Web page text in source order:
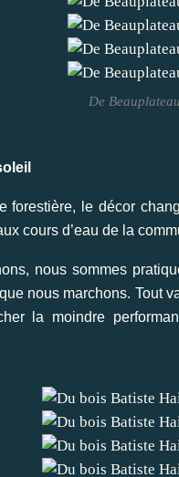
De
forestière, le décor
cours d’eau de la
nous sommes
nous marchons. Tout
la moindre